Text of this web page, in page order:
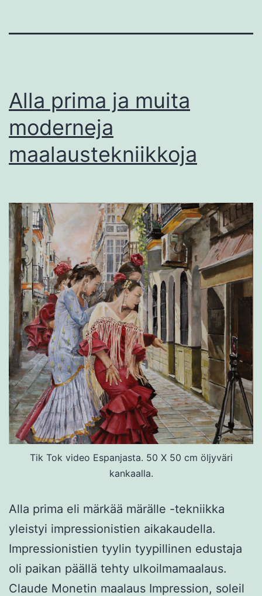
Alla prima ja muita
moderneja
maalaustekniikkoja
Tik Tok video Espanjasta. 50 X 50 cm öljyväri
kankaalla.
Alla prima eli märkää märälle -tekniikka
yleistyi impressionistien aikakaudella.
Impressionistien tyylin tyypillinen edustaja
oli paikan päällä tehty ulkoilmamaalaus.
Claude Monetin maalaus Impression, soleil